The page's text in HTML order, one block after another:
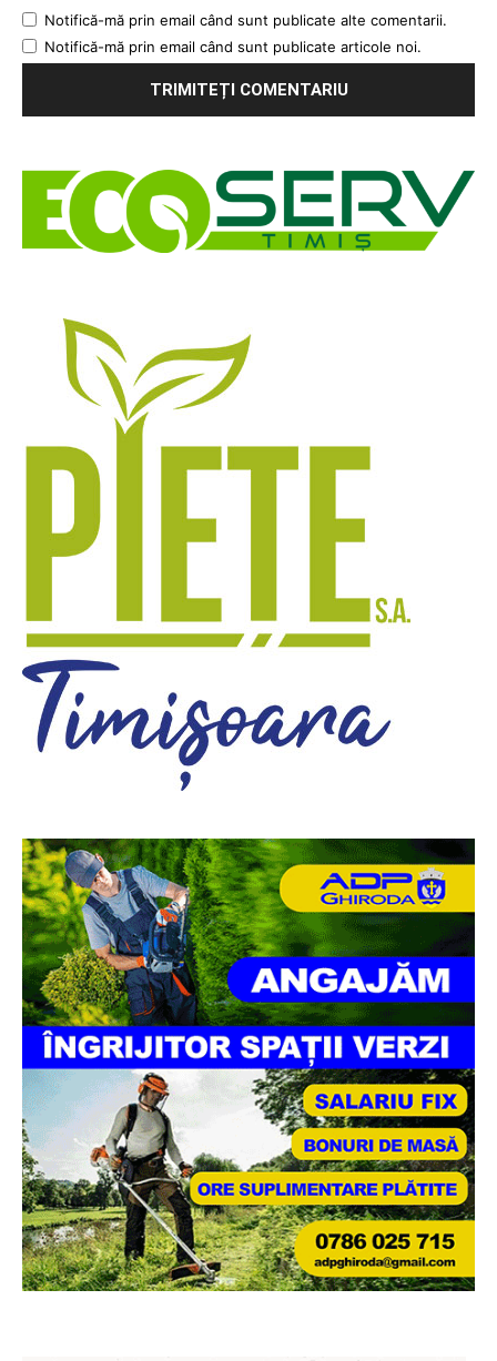
Notifică-mă prin email când sunt publicate alte comentarii.
Notifică-mă prin email când sunt publicate articole noi.